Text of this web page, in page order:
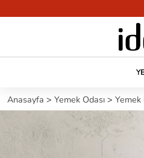
Anasayfa > Yemek Odası > Yemek